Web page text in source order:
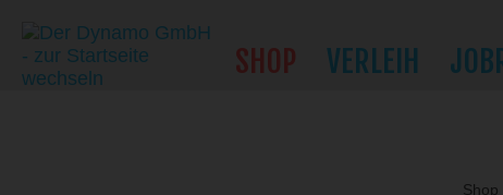
SHOP VERLEIH
Shop